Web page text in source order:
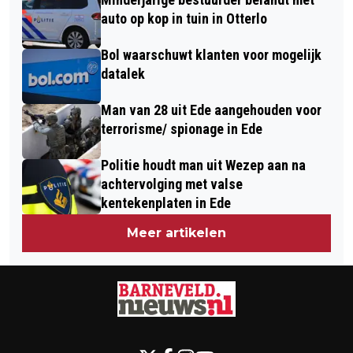
auto op kop in tuin in Otterlo
Bol waarschuwt klanten voor mogelijk
datalek
Man van 28 uit Ede aangehouden voor
terrorisme/ spionage in Ede
Politie houdt man uit Wezep aan na
achtervolging met valse
kentekenplaten in Ede
Meer artikelen